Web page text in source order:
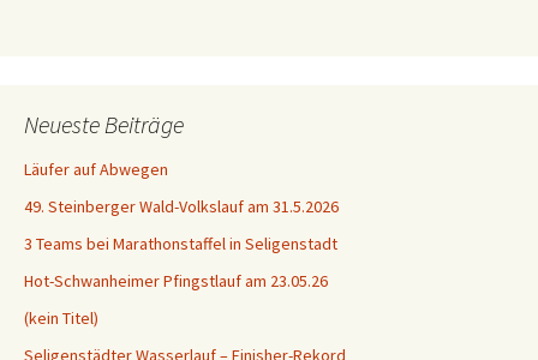
Neueste Beiträge
Läufer auf Abwegen
49. Steinberger Wald-Volkslauf am 31.5.2026
3 Teams bei Marathonstaffel in Seligenstadt
Hot-Schwanheimer Pfingstlauf am 23.05.26
(kein Titel)